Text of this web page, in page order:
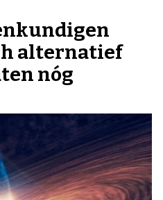
alternatief
nóg